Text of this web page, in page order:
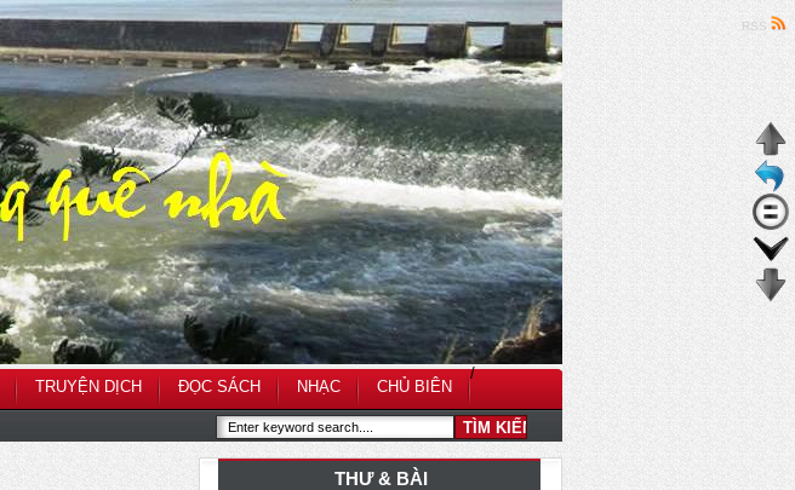
TRUYỆN DỊCH
/
ĐỌC SÁCH NHẠC CHỦ BIÊN
RSS
THƯ & BÀI